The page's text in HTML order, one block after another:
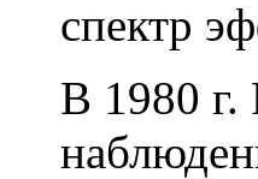
спектр
В 1980 г.